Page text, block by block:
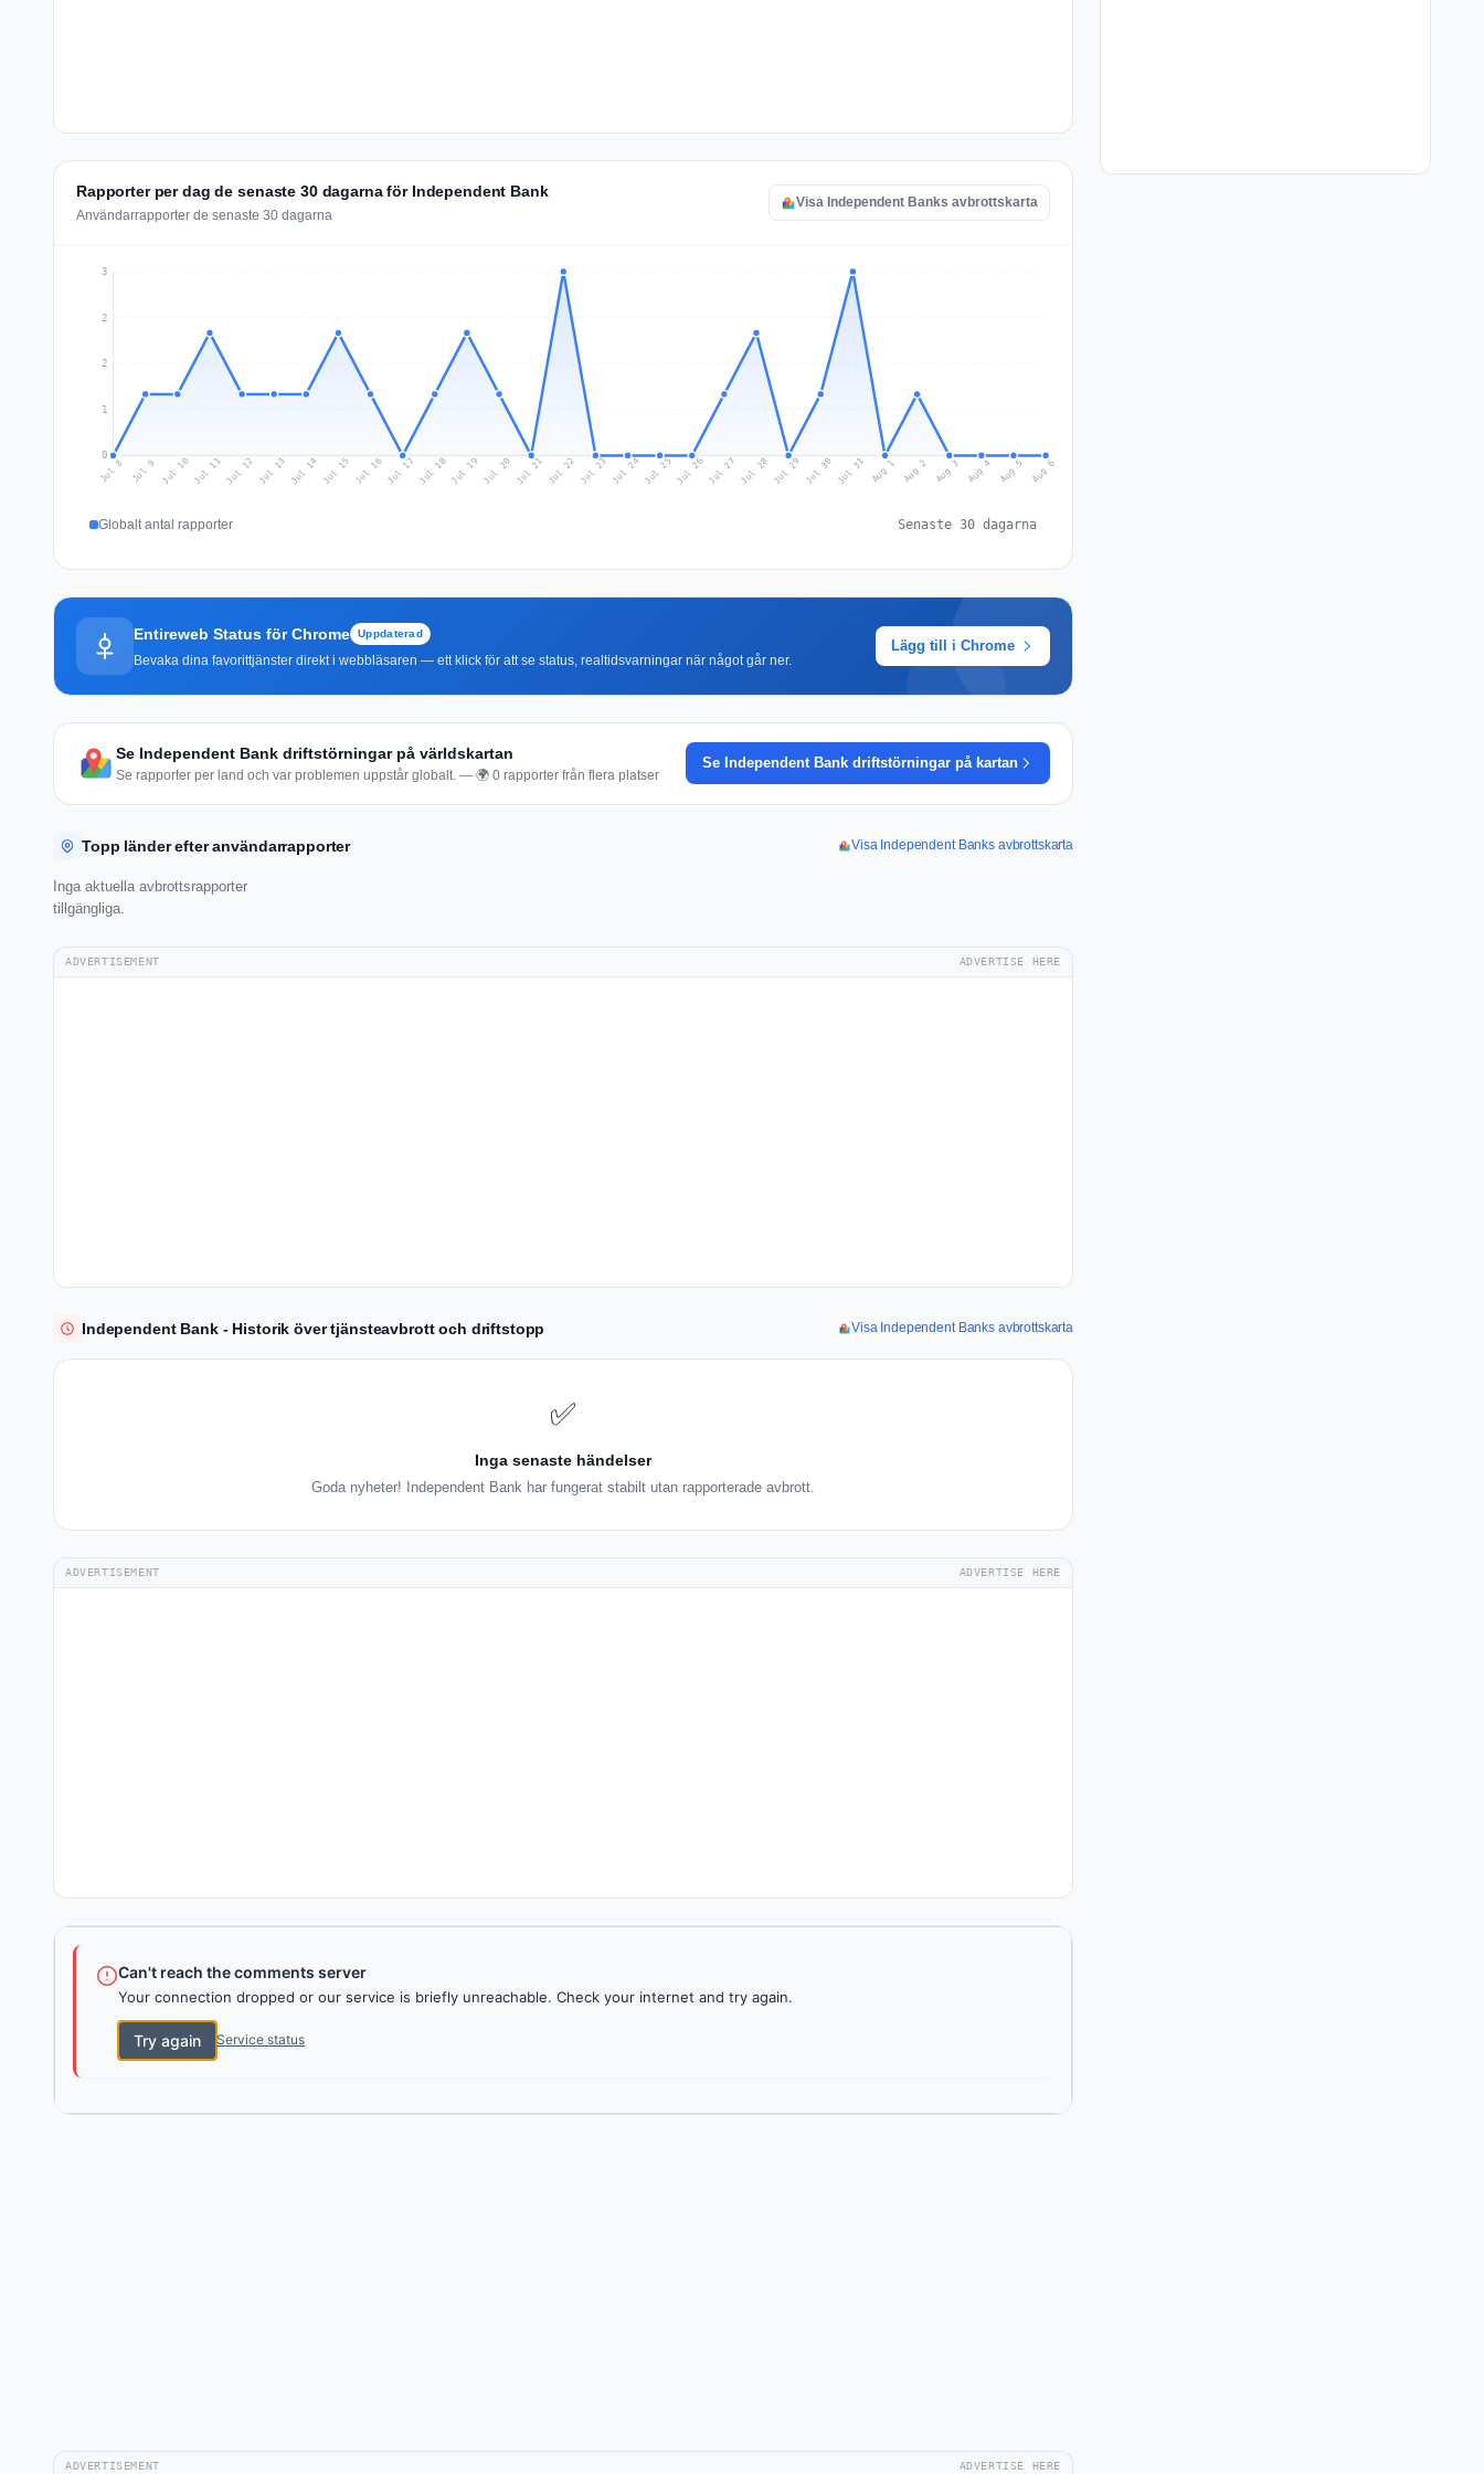
Rapporter per dag de senaste 30 dagarna för Independent Bank
Användarrapporter de senaste 30 dagarna
Visa Independent Banks avbrottskarta
0
1
2
2
3
Jul 8 Jul 9 Jul 10 Jul 11Jul 12 Jul 13 Jul 14 Jul 15 Jul 16Jul 17 Jul 18Jul 19 Jul 20 Jul 21 Jul 22 Jul 23 Jul 24Jul 25 Jul 26Jul 27 Jul 28 Jul 29 Jul 30 Jul 31 Aug 1 Aug 2 Aug 3 Aug 4 Aug 5 Aug 6
Globalt antal rapporter Senaste 30 dagarna
Entireweb Status för Chrome Uppdaterad
Bevaka dina favorittjänster direkt i webbläsaren — ett klick för att se status, realtidsvarningar när något går ner.
Lägg till i Chrome
Se Independent Bank driftstörningar på världskartan
Se rapporter per land och var problemen uppstår globalt. — 🌍 0 rapporter från flera platser
Se Independent Bank driftstörningar på kartan
Topp länder efter användarrapporter Visa Independent Banks avbrottskarta
Inga aktuella avbrottsrapporter
tillgängliga.
ADVERTISEMENT ADVERTISE HERE
Independent Bank - Historik över tjänsteavbrott och driftstopp Visa Independent Banks avbrottskarta
✅
Inga senaste händelser
Goda nyheter! Independent Bank har fungerat stabilt utan rapporterade avbrott.
ADVERTISEMENT ADVERTISE HERE
Can't reach the comments server
Your connection dropped or our service is briefly unreachable. Check your internet and try again.
Try again Service status
ADVERTISEMENT ADVERTISE HERE